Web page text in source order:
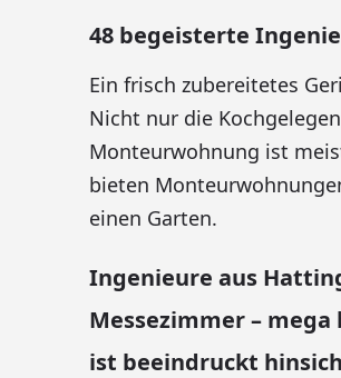
48 begeisterte
Ein frisch zubereitetes
Nicht nur die
Monteurwohnung ist
bieten
einen Garten.
Ingenieure aus
Messezimmer –
ist beeindruckt